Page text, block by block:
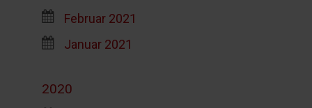
Februar 2021
Januar 2021
2020